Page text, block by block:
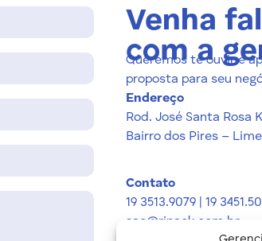
Venha
com a
Queremos te ouvir e
proposta para seu
Endereço
Rod. José Santa Rosa
Bairro dos Pires –
Contato
19 3513.9079 | 19
sac@ripack.com.br